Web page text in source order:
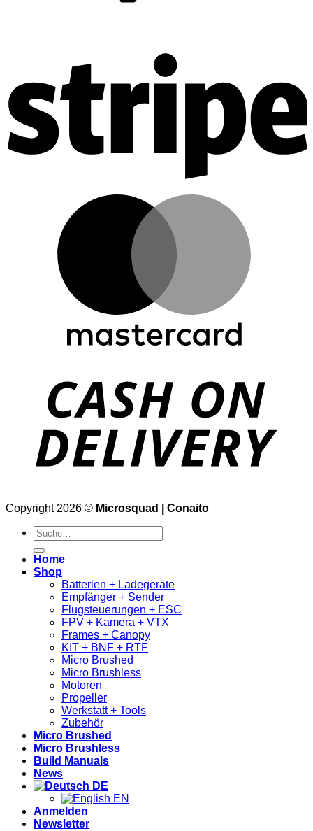
Copyright 2026 © Microsquad | Conaito
Suche
nach:
Home
Shop
Batterien + Ladegeräte
Empfänger + Sender
Flugsteuerungen + ESC
FPV + Kamera + VTX
Frames + Canopy
KIT + BNF + RTF
Micro Brushed
Micro Brushless
Motoren
Propeller
Werkstatt + Tools
Zubehör
Micro Brushed
Micro Brushless
Build Manuals
News
DE
EN
Anmelden
Newsletter